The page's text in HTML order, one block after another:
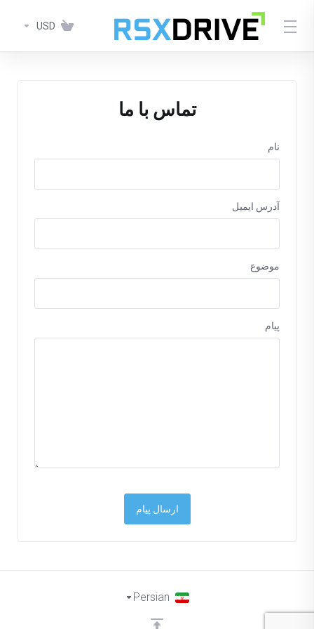
USD
تماس با ما
نام
آدرس ایمیل
موضوع
پیام
ارسال پیام
Persian